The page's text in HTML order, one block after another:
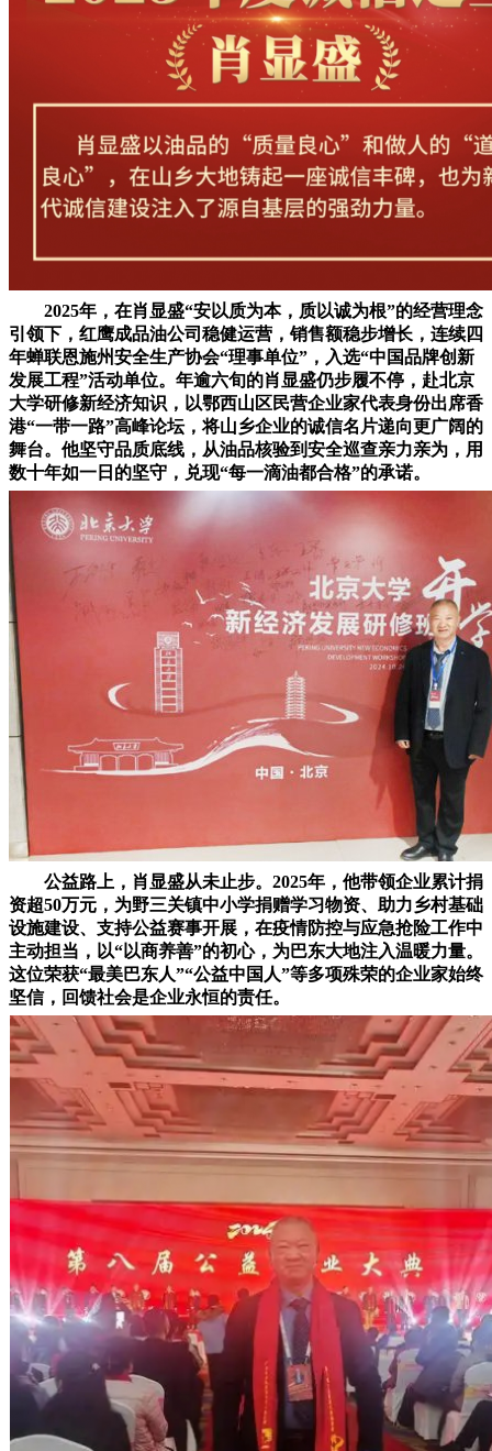
2025年，在肖显盛“安以质为本，质以诚为根”的经营理念
引领下，红鹰成品油公司稳健运营，销售额稳步增长，连续四
年蝉联恩施州安全生产协会“理事单位”，入选“中国品牌创新
发展工程”活动单位。年逾六旬的肖显盛仍步履不停，赴北京
大学研修新经济知识，以鄂西山区民营企业家代表身份出席香
港“一带一路”高峰论坛，将山乡企业的诚信名片递向更广阔的
舞台。他坚守品质底线，从油品核验到安全巡查亲力亲为，用
数十年如一日的坚守，兑现“每一滴油都合格”的承诺。
公益路上，肖显盛从未止步。2025年，他带领企业累计捐
资超50万元，为野三关镇中小学捐赠学习物资、助力乡村基础
设施建设、支持公益赛事开展，在疫情防控与应急抢险工作中
主动担当，以“以商养善”的初心，为巴东大地注入温暖力量。
这位荣获“最美巴东人”“公益中国人”等多项殊荣的企业家始终
坚信，回馈社会是企业永恒的责任。